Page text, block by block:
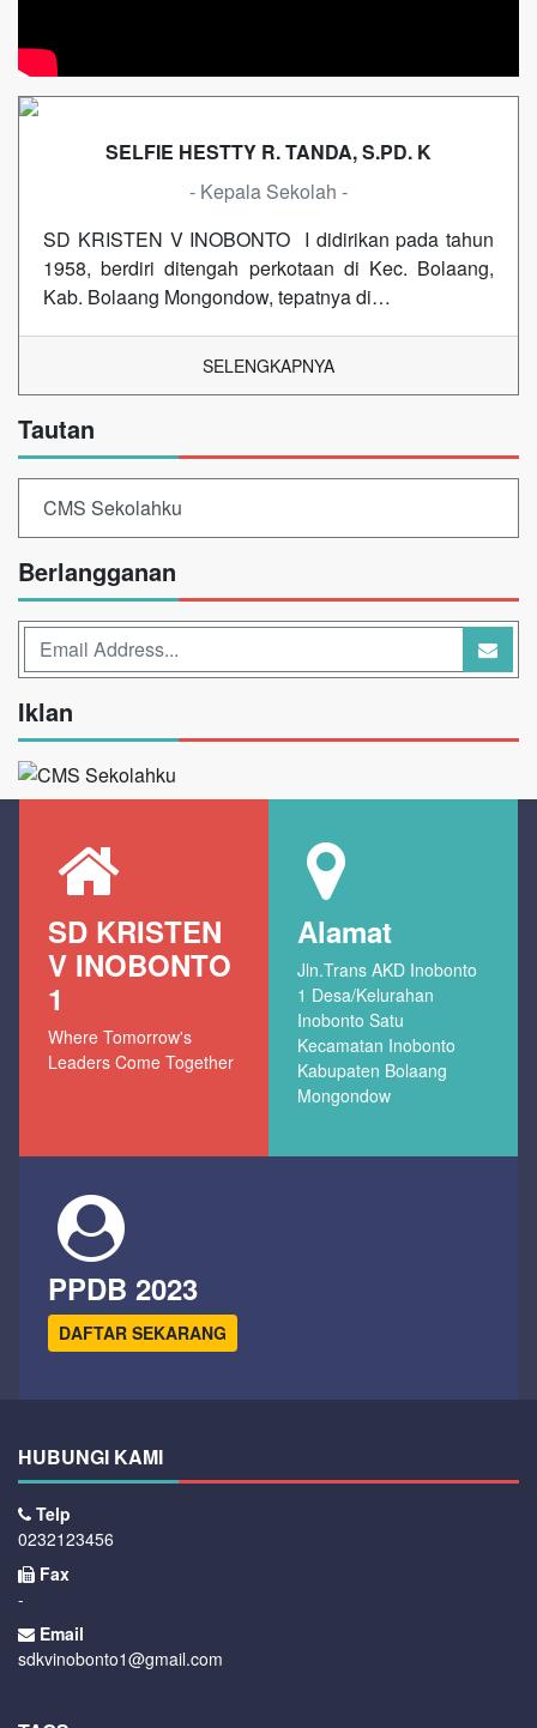
SELFIE HESTTY R. TANDA, S.PD. K
- Kepala Sekolah -
SD KRISTEN V INOBONTO I didirikan pada tahun
1958, berdiri ditengah perkotaan di Kec. Bolaang,
Kab. Bolaang Mongondow, tepatnya di…
SELENGKAPNYA
Tautan
CMS Sekolahku
Berlangganan
Iklan
SD KRISTEN
V INOBONTO
1
Where Tomorrow's
Leaders Come Together
Alamat
Jln.Trans AKD Inobonto
1 Desa/Kelurahan
Inobonto Satu
Kecamatan Inobonto
Kabupaten Bolaang
Mongondow
PPDB 2023
DAFTAR SEKARANG
HUBUNGI KAMI
Telp
0232123456
Fax
-
Email
sdkvinobonto1@gmail.com